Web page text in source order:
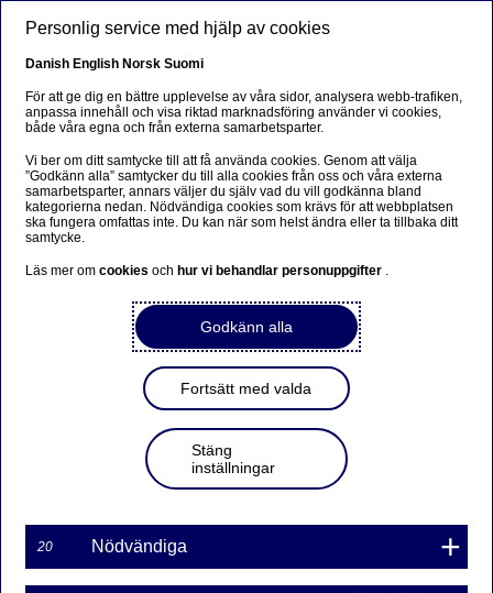
Beklager...
Siden findes desværre ikke på dansk
Bliv på siden|Fortsæt til en relateret side på dansk
Kallelse till ordinarie
bolagsstämma i Nordea
Regulatoriskt pressmeddelande | 2020-02-20 07:30
Nordea Bank Abp – Börsmeddelande – Kallelse till
ordinarie bolagsstämma
Personlig service med hjälp av cookies
Danish English Norsk Suomi
För att ge dig en bättre upplevelse av våra sidor, analysera webb-trafiken,
anpassa innehåll och visa riktad marknadsföring använder vi cookies,
både våra egna och från externa samarbetsparter.
Vi ber om ditt samtycke till att få använda cookies. Genom att välja
”Godkänn alla” samtycker du till alla cookies från oss och våra externa
samarbetsparter, annars väljer du själv vad du vill godkänna bland
kategorierna nedan. Nödvändiga cookies som krävs för att webbplatsen
ska fungera omfattas inte. Du kan när som helst ändra eller ta tillbaka ditt
samtycke.
Läs mer omcookiesoch hur vi behandlar personuppgifter .
Godkänn alla
Fortsätt med valda
Stäng
inställningar
20 Nödvändiga